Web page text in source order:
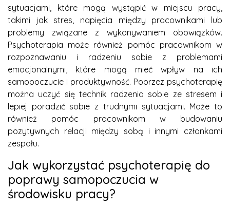
sytuacjami, które mogą wystąpić w miejscu pracy,
takimi jak stres, napięcia między pracownikami lub
problemy związane z wykonywaniem obowiązków.
Psychoterapia może również pomóc pracownikom w
rozpoznawaniu i radzeniu sobie z problemami
emocjonalnymi, które mogą mieć wpływ na ich
samopoczucie i produktywność. Poprzez psychoterapię
można uczyć się technik radzenia sobie ze stresem i
lepiej poradzić sobie z trudnymi sytuacjami. Może to
również pomóc pracownikom w budowaniu
pozytywnych relacji między sobą i innymi członkami
zespołu.
Jak wykorzystać psychoterapię do
poprawy samopoczucia w
środowisku pracy?